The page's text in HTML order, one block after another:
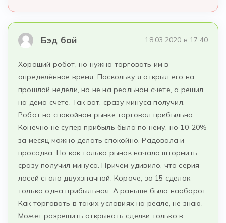
Бэд бой 18.03.2020 в 17:40
Хороший робот, но нужно торговать им в
определённое время. Поскольку я открыл его на
прошлой недели, но не на реальном счёте, а решил
на демо счёте. Так вот, сразу минуса получил.
Робот на спокойном рынке торговал прибыльно.
Конечно не супер прибыль была по нему, но 10-20%
за месяц можно делать спокойно. Радовала и
просадка. Но как только рынок начало штормить,
сразу получил минуса. Причём удивило, что серия
лосей стало двухзначной. Короче, за 15 сделок
только одна прибыльная. А раньше было наоборот.
Как торговать в таких условиях на реале, не знаю.
Может разрешить открывать сделки только в